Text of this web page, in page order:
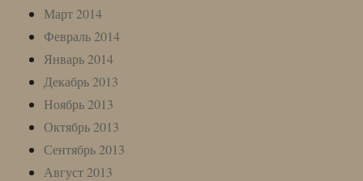
Март 2014
Февраль 2014
Январь 2014
Декабрь 2013
Ноябрь 2013
Октябрь 2013
Сентябрь 2013
Август 2013